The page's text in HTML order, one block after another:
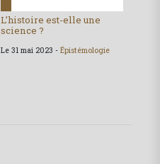
L’histoire est-elle une
science ?
Le 31 mai 2023 - Épistémologie